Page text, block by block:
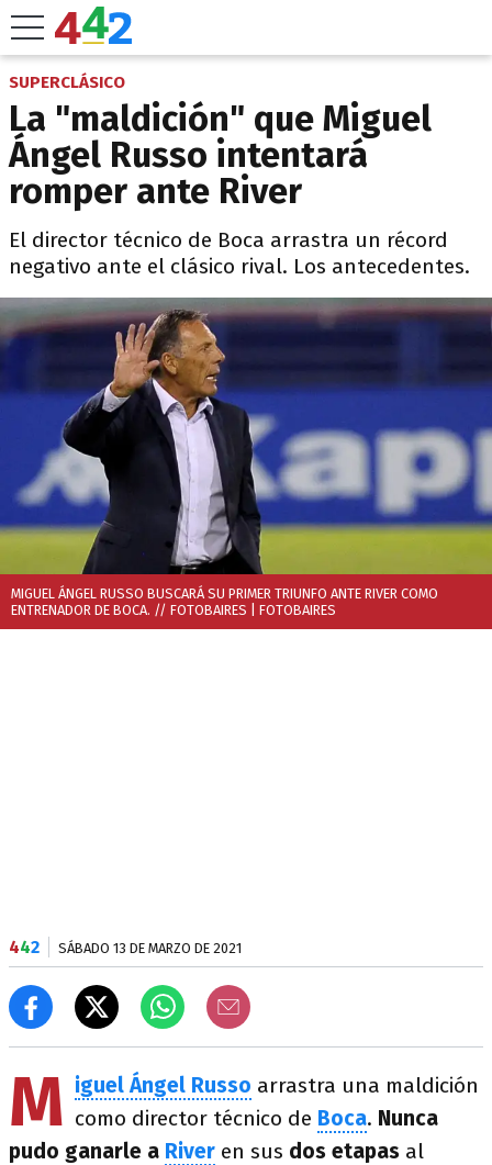
SUPERCLÁSICO
La "maldición" que Miguel
Ángel Russo intentará
romper ante River
El director técnico de Boca arrastra un récord
negativo ante el clásico rival. Los antecedentes.
MIGUEL ÁNGEL RUSSO BUSCARÁ SU PRIMER TRIUNFO ANTE RIVER COMO
ENTRENADOR DE BOCA. // FOTOBAIRES | FOTOBAIRES
442 SÁBADO 13 DE MARZO DE 2021
M iguel Ángel Russo arrastra una maldición
como director técnico de Boca. Nunca
pudo ganarle a River en sus dos etapas al